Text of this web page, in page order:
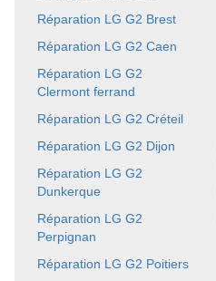
Réparation LG G2 Brest
Réparation LG G2 Caen
Réparation LG G2
Clermont ferrand
Réparation LG G2 Créteil
Réparation LG G2 Dijon
Réparation LG G2
Dunkerque
Réparation LG G2
Perpignan
Réparation LG G2 Poitiers